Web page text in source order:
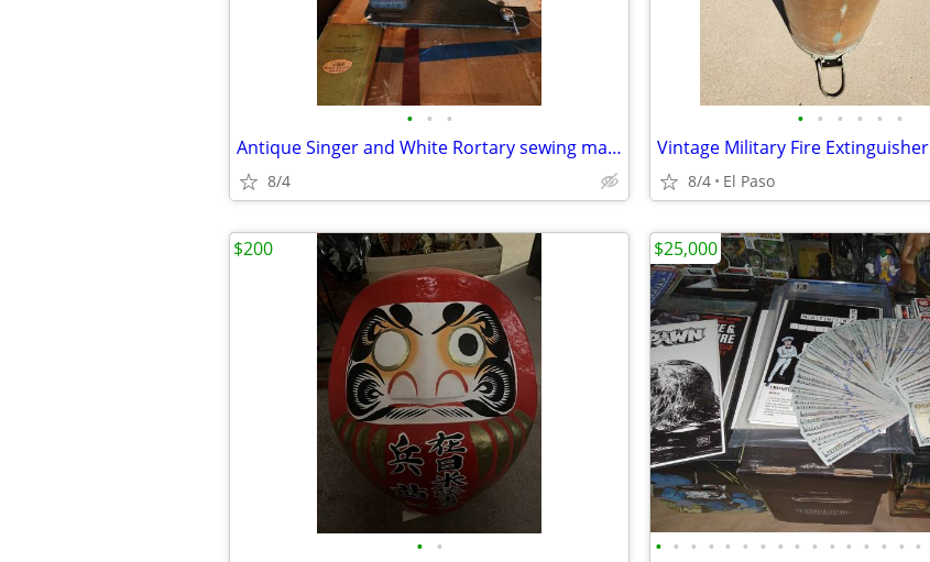
• • •
Antique Singer and White Rortary sewing machines
8/4
• • • • • •
Vintage Military Fire Extinguisher
8/4 El Paso
• •
$200
• • • • • • • • • • • • • • • •
$25,000